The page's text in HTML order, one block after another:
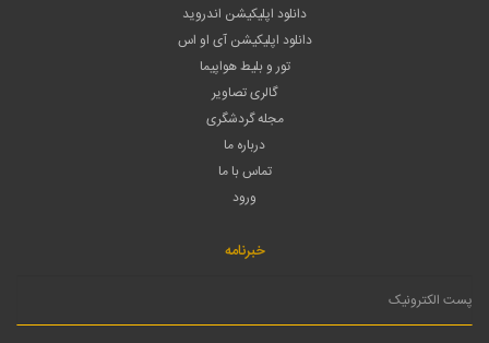
دانلود اپلیکیشن اندروید
دانلود اپلیکیشن آی او اس
تور و بلیط هواپیما
گالری تصاویر
مجله گردشگری
درباره ما
تماس با ما
ورود
خبرنامه